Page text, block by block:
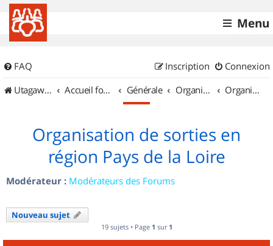
Menu
FAQ Connexion
Inscription
UtagawaVTT (Randos VTT et VTTAE avec traces GPS)
Accueil forum Générale Organisation de sorties & Recherche de partenaires Organisation de sorties en région Pays de la Loire
Organisation de sorties en
région Pays de la Loire
Modérateur : Modérateurs des Forums
Nouveau sujet
19 sujets • Page 1 sur 1